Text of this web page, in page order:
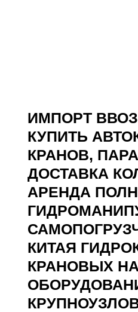
ИМПОРТ
КУПИТЬ
КРАНОВ,
ДОСТАВКА
АРЕНДА
КИТАЯ
КРАНОВЫХ